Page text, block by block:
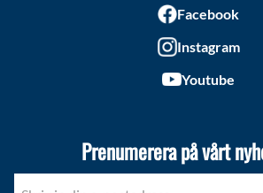
Facebook
Instagram
Youtube
Prenumerera på vårt